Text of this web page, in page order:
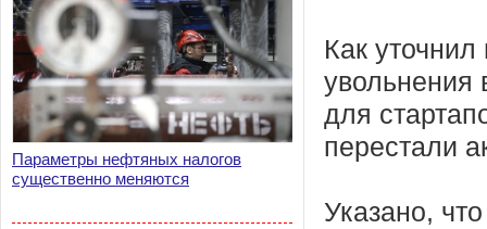
Параметры нефтяных налогов
существенно меняются
Как
увольнения
для
перестали
Указано,